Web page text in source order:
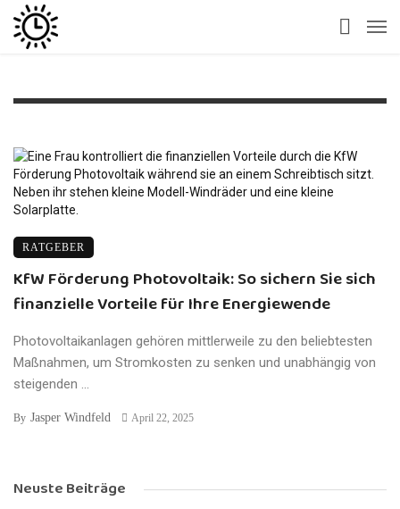
RATGEBER
KfW Förderung Photovoltaik: So sichern Sie sich
finanzielle Vorteile für Ihre Energiewende
Photovoltaikanlagen gehören mittlerweile zu den beliebtesten
Maßnahmen, um Stromkosten zu senken und unabhängig von
steigenden ...
By Jasper Windfeld April 22, 2025
Neuste Beiträge